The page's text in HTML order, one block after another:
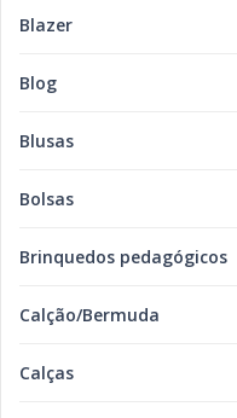
Blazer
Blog
Blusas
Bolsas
Brinquedos pedagógicos
Calção/Bermuda
Calças